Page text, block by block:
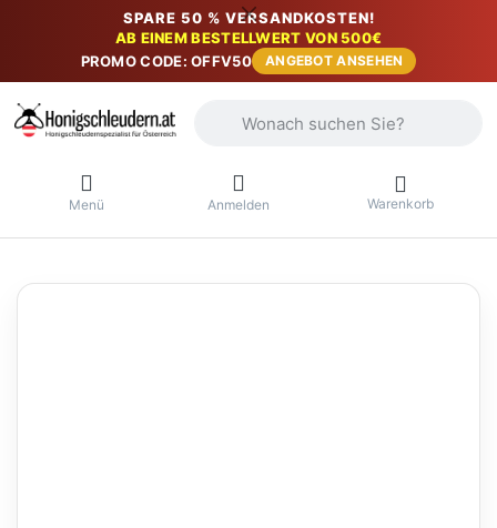
SPARE 50 % VERSANDKOSTEN!
AB EINEM BESTELLWERT VON 500€
PROMO CODE: OFFV50
ANGEBOT ANSEHEN
Menü Anmelden Warenkorb